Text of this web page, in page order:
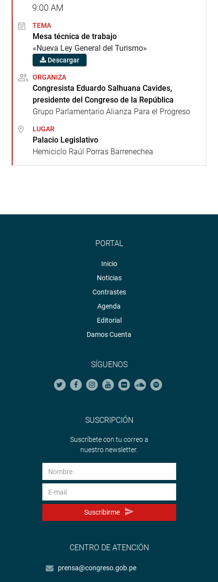
9:00 AM
TEMA
Mesa técnica de trabajo
«Nueva Ley General del Turismo»
Descargar
ORGANIZA
Congresista Eduardo Salhuana Cavides,
presidente del Congreso de la República
Grupo Parlamentario Alianza Para el Progreso
LUGAR
Palacio Legislativo
Hemiciclo Raúl Porras Barrenechea
PORTAL
Inicio
Noticias
Contrastes
Agenda
Editorial
Damos Cuenta
SÍGUENOS
SUSCRIPCIÓN
Suscríbete con tu correo a
nuestro newsletter.
Suscribirme
CENTRO DE ATENCIÓN
prensa@congreso.gob.pe